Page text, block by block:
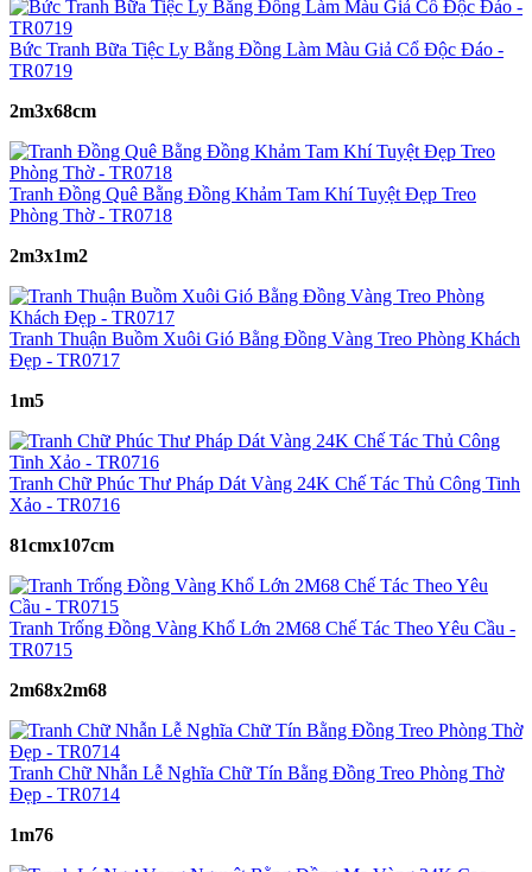
Bức Tranh Bữa Tiệc Ly Bằng Đồng Làm Màu Giả Cổ Độc Đáo -
TR0719
2m3x68cm
Tranh Đồng Quê Bằng Đồng Khảm Tam Khí Tuyệt Đẹp Treo
Phòng Thờ - TR0718
2m3x1m2
Tranh Thuận Buồm Xuôi Gió Bằng Đồng Vàng Treo Phòng Khách
Đẹp - TR0717
1m5
Tranh Chữ Phúc Thư Pháp Dát Vàng 24K Chế Tác Thủ Công Tinh
Xảo - TR0716
81cmx107cm
Tranh Trống Đồng Vàng Khổ Lớn 2M68 Chế Tác Theo Yêu Cầu -
TR0715
2m68x2m68
Tranh Chữ Nhẫn Lễ Nghĩa Chữ Tín Bằng Đồng Treo Phòng Thờ
Đẹp - TR0714
1m76